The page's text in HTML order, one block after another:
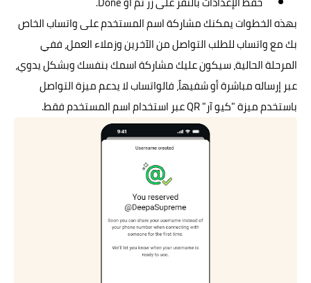
بهذه الخطوات يمكنك مشاركة اسم المستخدم على واتساب الخاص
بك مع واتساب للطلب التواصل من الآخرين وزملاء العمل، ففي
المرحلة الحالية، سيكون عليك مشاركة اسمك بنفسك وبشكل يدوي،
عبر إرساله مباشرة أو شفيهاً، فالواتساب لا يدعم ميزة التواصل
باستخدم ميزة "كيو آر" QR عبر استخدام اسم المستخدم فقط.